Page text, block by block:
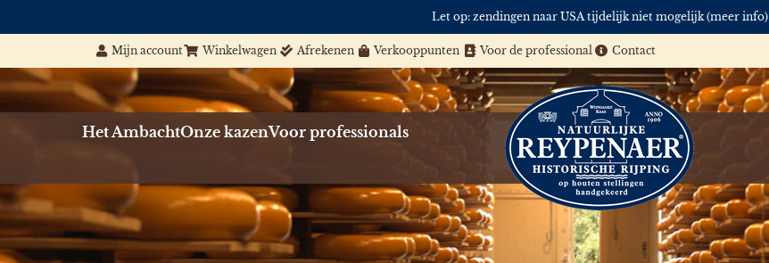
Let op: zendingen naar USA tijdelijk niet mogelijk (meer info)
Mijn account Winkelwagen Afrekenen Verkooppunten Voor de professional Contact
Het AmbachtOnze kazenVoor professionals